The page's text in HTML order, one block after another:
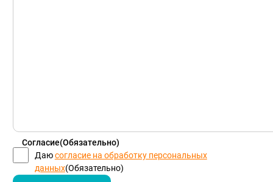
Согласие(Обязательно)
Даюсогласие на обработку персональных
данных(Обязательно)